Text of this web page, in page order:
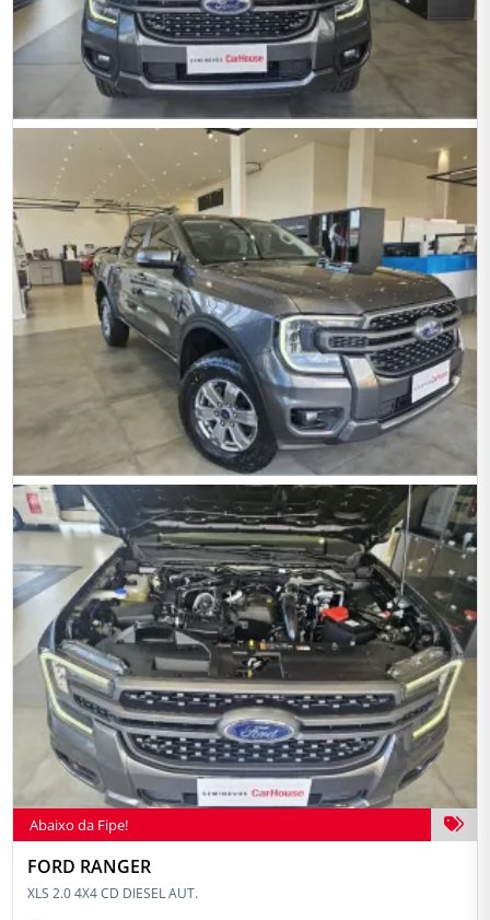
Abaixo da Fipe!
FORD RANGER
XLS 2.0 4X4 CD DIESEL AUT.